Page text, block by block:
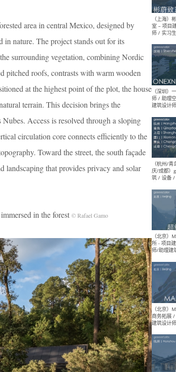
area in central Mexico, designed by
in nature. The project stands out for its
surrounding vegetation, combining Nordic
pitched roofs, contrasts with warm wooden
at the highest point of the plot, the house
terrain. This decision brings the
Access is resolved through a sloping
circulation core connects efficiently to the
Toward the street, the south façade
landscaping that provides privacy and solar
in the forest © Rafael Gamo